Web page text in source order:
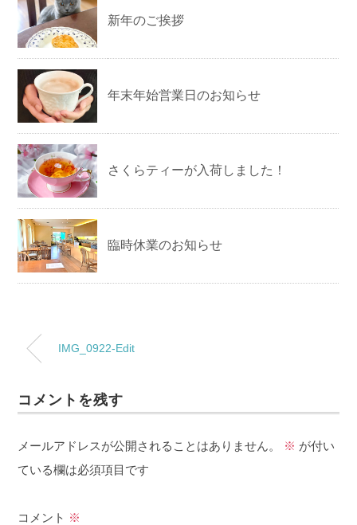
新年のご挨拶
年末年始営業日のお知らせ
さくらティーが入荷しました！
臨時休業のお知らせ
IMG_0922-Edit
コメントを残す
メールアドレスが公開されることはありません。 ※ が付い
ている欄は必須項目です
コメント ※